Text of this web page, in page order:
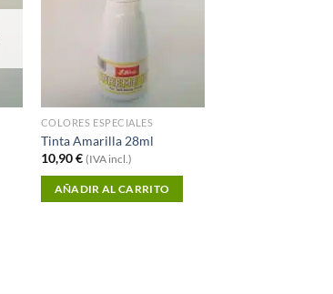
COLORES ESPECIALES
Tinta Amarilla 28ml
10,90€ (IVA incl.)
AÑADIR AL CARRITO